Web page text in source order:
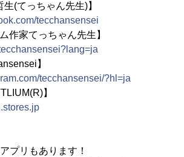
(てっちゃん先生)】
tecchansensei
作家てっちゃん先生】
】
tecchansensei/?hl=ja
】
プリもあります！